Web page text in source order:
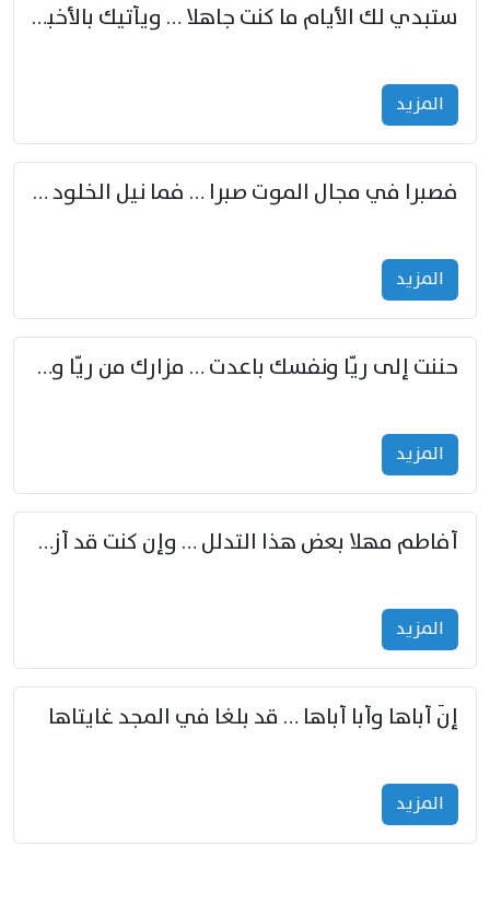
ستبدي لك الأيام ما كنت جاهلا … ويأتيك بالأخبار من لم تزوّد
المزید
فصبرا في مجال الموت صبرا … فما نيل الخلود بمستطاع
المزید
حننت إلى ريّا ونفسك باعدت … مزارك من ريّا وشعباكما معا
المزید
أفاطم مهلا بعض هذا التدلل … وإن كنت قد أزمعت صرمي فأجملي
المزید
إنّ أباها وأبا أباها … قد بلغا في المجد غايتاها
المزید